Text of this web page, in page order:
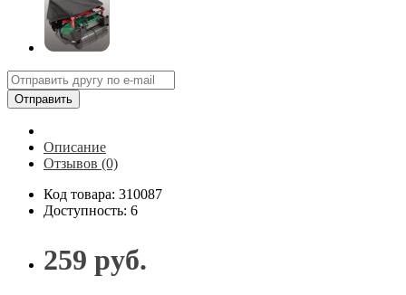
Отправить
Описание
Отзывов (0)
Код товара: 310087
Доступность: 6
259 руб.